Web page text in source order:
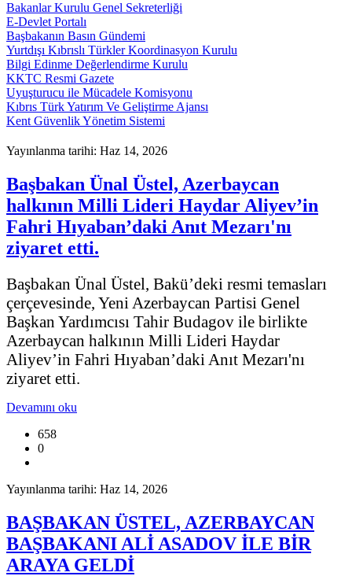
Bakanlar Kurulu Genel Sekreterliği
E-Devlet Portalı
Başbakanın Basın Gündemi
Yurtdışı Kıbrıslı Türkler Koordinasyon Kurulu
Bilgi Edinme Değerlendirme Kurulu
KKTC Resmi Gazete
Uyuşturucu ile Mücadele Komisyonu
Kıbrıs Türk Yatırım Ve Geliştirme Ajansı
Kent Güvenlik Yönetim Sistemi
Yayınlanma tarihi: Haz 14, 2026
Başbakan Ünal Üstel, Azerbaycan
halkının Milli Lideri Haydar Aliyev’in
Fahri Hıyaban’daki Anıt Mezarı'nı
ziyaret etti.
Başbakan Ünal Üstel, Bakü’deki resmi temasları
çerçevesinde, Yeni Azerbaycan Partisi Genel
Başkan Yardımcısı Tahir Budagov ile birlikte
Azerbaycan halkının Milli Lideri Haydar
Aliyev’in Fahri Hıyaban’daki Anıt Mezarı'nı
ziyaret etti.
Devamını oku
658
0
Yayınlanma tarihi: Haz 14, 2026
BAŞBAKAN ÜSTEL, AZERBAYCAN
BAŞBAKANI ALİ ASADOV İLE BİR
ARAYA GELDİ